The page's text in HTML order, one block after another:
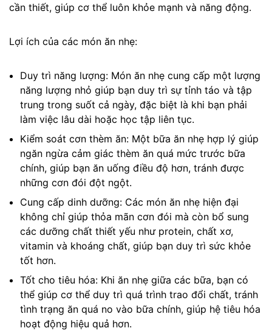
cần thiết, giúp cơ thể luôn khỏe mạnh và năng động.
Lợi ích của các món ăn nhẹ:
Duy trì năng lượng: Món ăn nhẹ cung cấp một lượng
năng lượng nhỏ giúp bạn duy trì sự tỉnh táo và tập
trung trong suốt cả ngày, đặc biệt là khi bạn phải
làm việc lâu dài hoặc học tập liên tục.
Kiểm soát cơn thèm ăn: Một bữa ăn nhẹ hợp lý giúp
ngăn ngừa cảm giác thèm ăn quá mức trước bữa
chính, giúp bạn ăn uống điều độ hơn, tránh được
những cơn đói đột ngột.
Cung cấp dinh dưỡng: Các món ăn nhẹ hiện đại
không chỉ giúp thỏa mãn cơn đói mà còn bổ sung
các dưỡng chất thiết yếu như protein, chất xơ,
vitamin và khoáng chất, giúp bạn duy trì sức khỏe
tốt hơn.
Tốt cho tiêu hóa: Khi ăn nhẹ giữa các bữa, bạn có
thể giúp cơ thể duy trì quá trình trao đổi chất, tránh
tình trạng ăn quá no vào bữa chính, giúp hệ tiêu hóa
hoạt động hiệu quả hơn.